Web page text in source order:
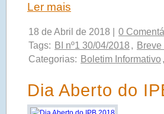
Ler mais
18 de Abril de 2018 |
0
Tags: BI nº1 30/04/2018 ,
Categorias: Boletim Informativo,
Dia Aberto do